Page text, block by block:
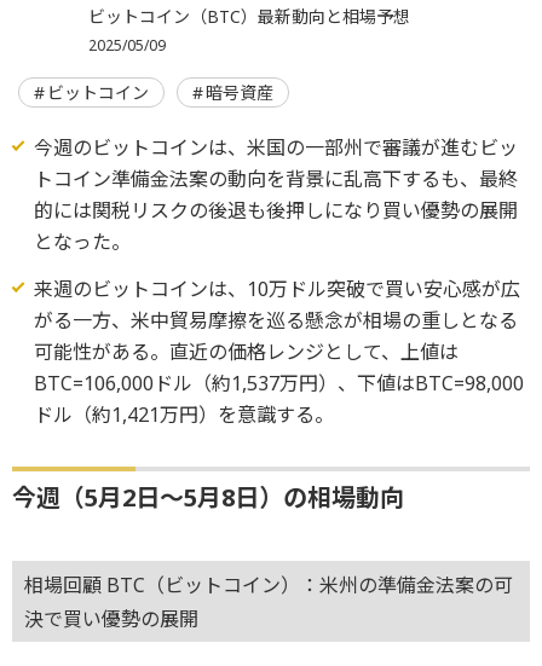
ビットコイン（BTC）最新動向と相場予想
2025/05/09
ビットコイン 暗号資産
今週のビットコインは、米国の一部州で審議が進むビッ
トコイン準備金法案の動向を背景に乱高下するも、最終
的には関税リスクの後退も後押しになり買い優勢の展開
となった。
来週のビットコインは、10万ドル突破で買い安心感が広
がる一方、米中貿易摩擦を巡る懸念が相場の重しとなる
可能性がある。直近の価格レンジとして、上値は
BTC=106,000ドル（約1,537万円）、下値はBTC=98,000
ドル（約1,421万円）を意識する。
今週（5月2日～5月8日）の相場動向
相場回顧 BTC（ビットコイン）：米州の準備金法案の可
決で買い優勢の展開